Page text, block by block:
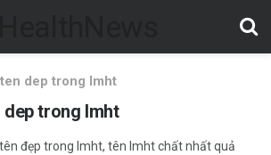
dep trong lmht
dep trong lmht
đẹp trong lmht, tên lmht chất nhất quả